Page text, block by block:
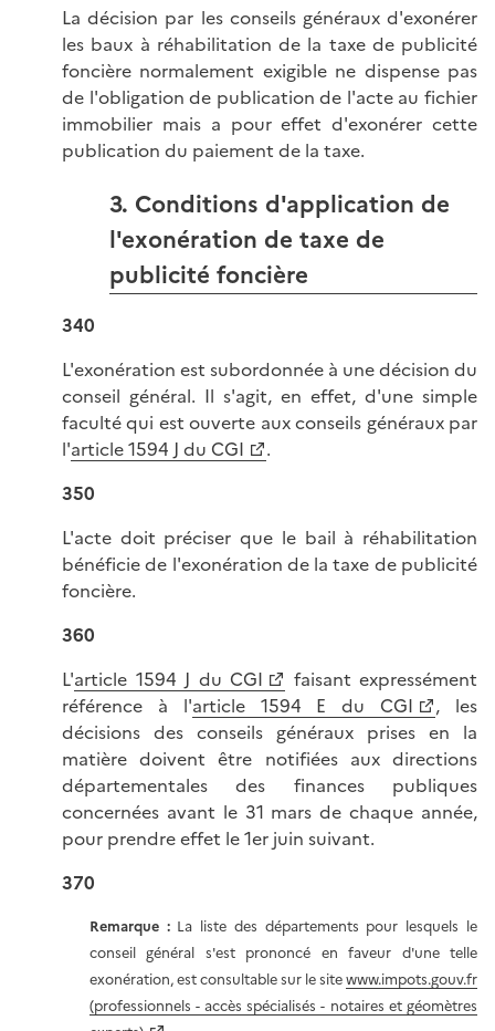
La décision par les conseils généraux d'exonérer
les baux à réhabilitation de la taxe de publicité
foncière normalement exigible ne dispense pas
de l'obligation de publication de l'acte au fichier
immobilier mais a pour effet d'exonérer cette
publication du paiement de la taxe.
3. Conditions d'application de
l'exonération de taxe de
publicité foncière
340
L'exonération est subordonnée à une décision du
conseil général. Il s'agit, en effet, d'une simple
faculté qui est ouverte aux conseils généraux par
l'article 1594 J du CGI
.
350
L'acte doit préciser que le bail à réhabilitation
bénéficie de l'exonération de la taxe de publicité
foncière.
360
L'article 1594 J du CGI
faisant expressément
référence à l'article 1594 E du CGI
, les
décisions des conseils généraux prises en la
matière doivent être notifiées aux directions
départementales des finances publiques
concernées avant le 31 mars de chaque année,
pour prendre effet le 1er juin suivant.
370
Remarque :La liste des départements pour lesquels le
conseil général s'est prononcé en faveur d'une telle
exonération, est consultable sur le sitewww.impots.gouv.fr
(professionnels - accès spécialisés - notaires et géomètres